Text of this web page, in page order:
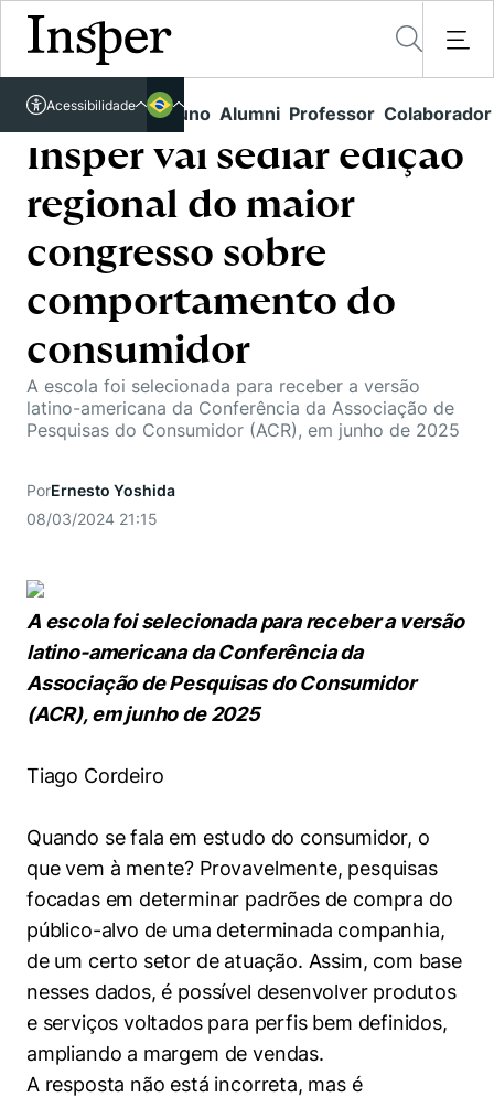
Links rápidos Aluno Alumni Professor Colaborador
Acessibilidade
Acessível em libras
Graduação
Todas as Engenharias
Engenharia de Produção
Engenharia Mecânica
Engenharia Mecatrônica
Pós-Graduação
Direito
Economia
Finanças
Negócios
Políticas Públicas
Sustentabilidade
Educação Executiva
Busca por Áreas de Conhecimento
Quem Somos
Internacional
Núcleo de Carreiras
Prêmio Duda Ermírio de Moraes
Como funciona
Oportunidade de Negócios
Women in Action
Sala de Imprensa
Missão
Lista de doadores
Pesquisa no Insper
Centros de Conhecimento
Cátedras
Centro de Dados e IA
Biblioteca Telles
Pesquisa na Graduação
Seminários Acadêmicos
Comitê de Ética em Pesquisa
Conteúdos
Carreiras e Cursos
Newsletters
Youtube
Instagram
Unidades Acadêmicas
Engenharia e Ciência da Computação
Busca por docentes
Prêmios de Excelência
Ensino e aprendizagem
Fale Conosco
Visite o Insper
Canal de Ética
Ouvidoria
Insper vai sediar edição
regional do maior
congresso sobre
comportamento do
consumidor
A escola foi selecionada para receber a versão
latino-americana da Conferência da Associação de
Pesquisas do Consumidor (ACR), em junho de 2025
PorErnesto Yoshida
08/03/2024 21:15
A escola foi selecionada para receber a versão
latino-americana da Conferência da
Associação de Pesquisas do Consumidor
(ACR), em junho de 2025
Tiago Cordeiro
Quando se fala em estudo do consumidor, o
que vem à mente? Provavelmente, pesquisas
focadas em determinar padrões de compra do
público-alvo de uma determinada companhia,
de um certo setor de atuação. Assim, com base
nesses dados, é possível desenvolver produtos
e serviços voltados para perfis bem definidos,
ampliando a margem de vendas.
A resposta não está incorreta, mas é